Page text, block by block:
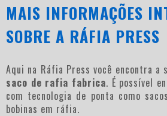
MAIS INFORMAÇÕES
SOBRE A RÁFIA PRESS
Aqui na Ráfia Press você encontra a
saco de rafia fabrica. É possível
com tecnologia de ponta como
bobinas em ráfia.